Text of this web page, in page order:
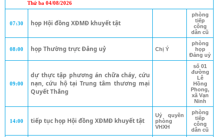
Thứ ba 04/08/2026
07:30 họp Hội đồng XĐMĐ khuyết tật
phòng
tiếp
công
dân cũ
08:00 họp Thường trực Đảng uỷ Chị Ý
phòng
họp
Đảng uỷ
09:00
dự thực tập phương án chữa cháy, cứu
nạn, cứu hộ tại Trung tâm thương mại
Quyết Thắng
số 01
đường
Lê
Hồng
Phong,
xã Vạn
Ninh
14:00 tiếp tục họp Hội đồng XĐMĐ khuyết tật
Uỷ quyền
phòng
VHXH
phòng
tiếp
công
dân cũ